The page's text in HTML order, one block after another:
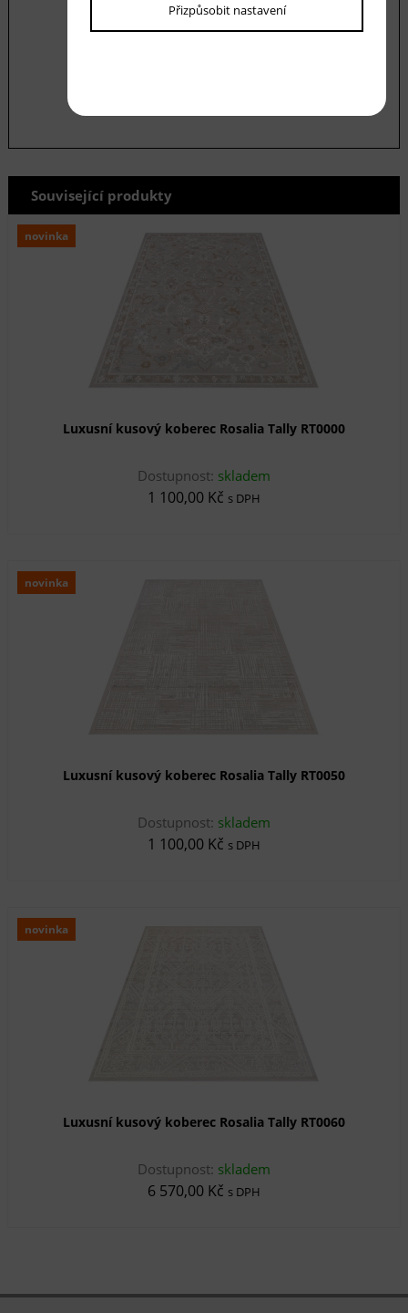
Souhlasím se zásadami ochranyosobních
Související produkty
novinka
Luxusní kusový koberec Rosalia Tally RT0000
Dostupnost: skladem
1 100,00 Kč s DPH
novinka
Luxusní kusový koberec Rosalia Tally RT0050
Dostupnost: skladem
1 100,00 Kč s DPH
novinka
Luxusní kusový koberec Rosalia Tally RT0060
Dostupnost: skladem
6 570,00 Kč s DPH
Přizpůsobit nastavení